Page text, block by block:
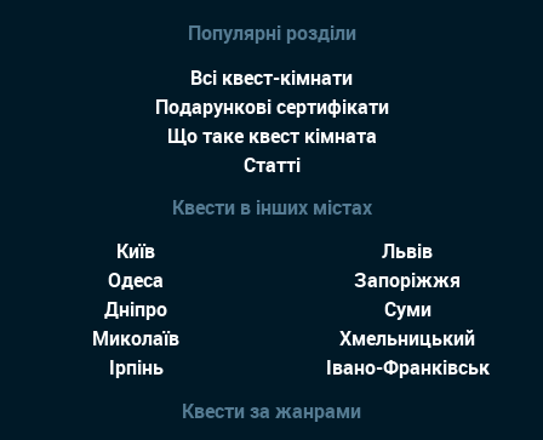
Популярні розділи
Всі квест-кімнати
Подарункові сертифікати
Що таке квест кімната
Статті
Квести в інших містах
Київ
Львів
Одеса
Запоріжжя
Дніпро
Суми
Миколаїв
Хмельницький
Ірпінь
Івано-Франківськ
Квести за жанрами